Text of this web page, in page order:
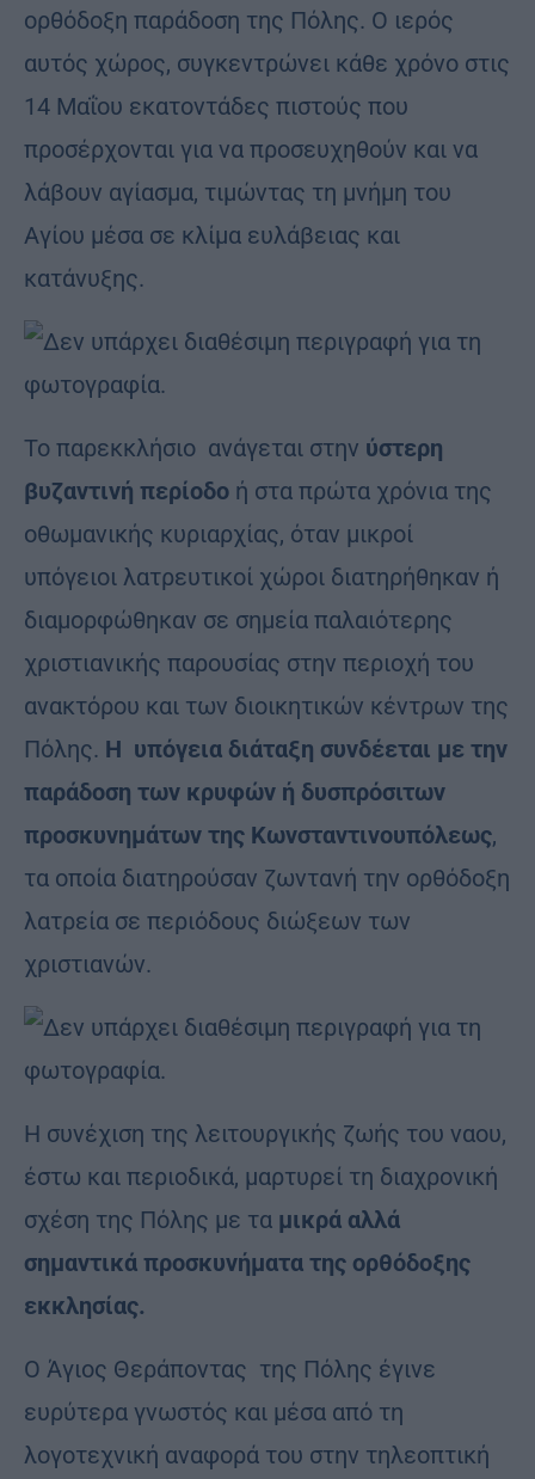
ορθόδοξη παράδοση της Πόλης. Ο ιερός
αυτός χώρος, συγκεντρώνει κάθε χρόνο στις
14 Μαΐου εκατοντάδες πιστούς που
προσέρχονται για να προσευχηθούν και να
λάβουν αγίασμα, τιμώντας τη μνήμη του
Αγίου μέσα σε κλίμα ευλάβειας και
κατάνυξης.
Το παρεκκλήσιο ανάγεται στην ύστερη
βυζαντινή περίοδο ή στα πρώτα χρόνια της
οθωμανικής κυριαρχίας, όταν μικροί
υπόγειοι λατρευτικοί χώροι διατηρήθηκαν ή
διαμορφώθηκαν σε σημεία παλαιότερης
χριστιανικής παρουσίας στην περιοχή του
ανακτόρου και των διοικητικών κέντρων της
Πόλης. Η υπόγεια διάταξη συνδέεται με την
παράδοση των κρυφών ή δυσπρόσιτων
προσκυνημάτων της Κωνσταντινουπόλεως,
τα οποία διατηρούσαν ζωντανή την ορθόδοξη
λατρεία σε περιόδους διώξεων των
χριστιανών.
Η συνέχιση της λειτουργικής ζωής του ναου,
έστω και περιοδικά, μαρτυρεί τη διαχρονική
σχέση της Πόλης με τα μικρά αλλά
σημαντικά προσκυνήματα της ορθόδοξης
εκκλησίας.
Ο Άγιος Θεράποντας της Πόλης έγινε
ευρύτερα γνωστός και μέσα από τη
λογοτεχνική αναφορά του στην τηλεοπτική